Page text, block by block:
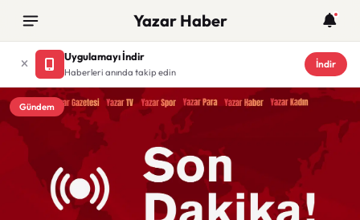
Yazar Haber
Uygulamayı İndir
Haberleri anında takip edin
İndir
Gündem